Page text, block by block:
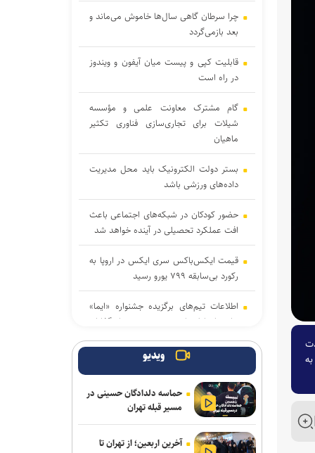
چرا سرطان گاهی سال‌ها خاموش می‌ماند و
بعد بازمی‌گردد
قابلیت کپی و پیست میان آیفون و ویندوز
در راه است
گام مشترک معاونت علمی و مؤسسه
شیلات برای تجاری‌سازی فناوری تکثیر
ماهیان
بستر دولت الکترونیک باید محل مدیریت
داده‌‌های ورزشی باشد
حضور کودکان در شبکه‌های اجتماعی باعث
افت عملکرد تحصیلی در آینده خواهد شد
قیمت ایکس‌باکس سری ایکس در اروپا به
رکورد بی‌سابقه ۷۹۹ یورو رسید
اطلاعات تیم‌های برگزیده جشنواره «ایما»
برای ارتباط با صنعت و سرمایه‌گذاران
منتشر می‌شود
باکس هدایای رایگان می‌دهد
۶ روستای شمال آذربایجان غربی به
اینترنت پرسرعت متصل شدند
ویدیو
حماسه دلدادگان حسینی در
مسیر قبله تهران
آخرین اربعین؛ از تهران تا